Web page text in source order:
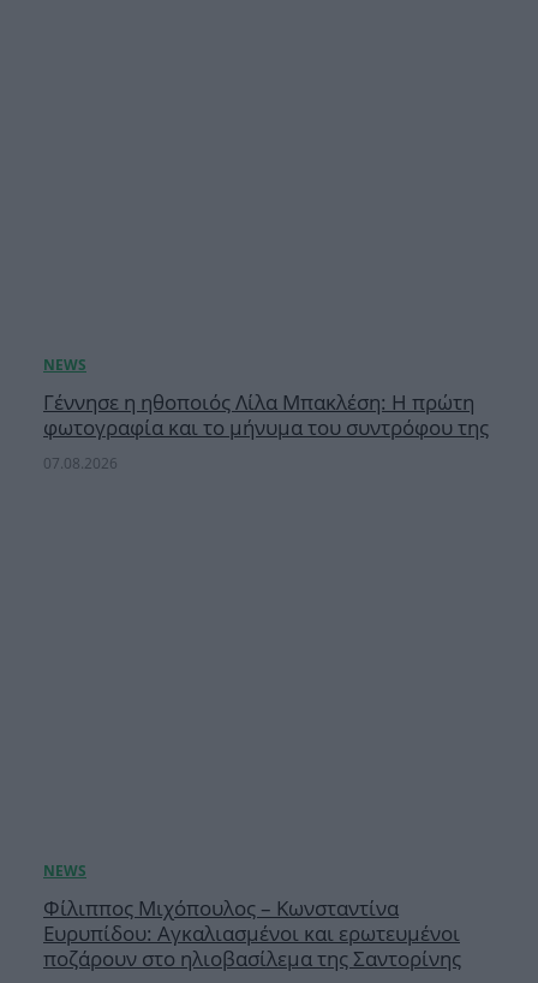
Γέννησε η ηθοποιός Λίλα Μπακλέση: Η πρώτη
φωτογραφία και το μήνυμα του συντρόφου της
07.08.2026
Φίλιππος Μιχόπουλος – Κωνσταντίνα
Ευρυπίδου: Αγκαλιασμένοι και ερωτευμένοι
ποζάρουν στο ηλιοβασίλεμα της Σαντορίνης